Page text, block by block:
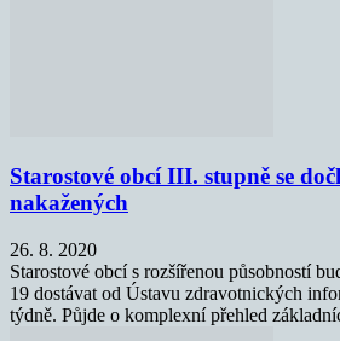
Starostové obcí III. stupně se
nakažených
26. 8. 2020
Starostové obcí s rozšířenou působností
19 dostávat od Ústavu zdravotnických
týdně. Půjde o komplexní přehled